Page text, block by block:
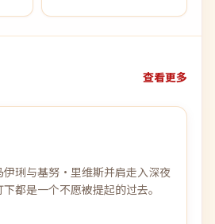
查看更多
99:50
伊琍与基努·里维斯并肩走入深夜
都是一个不愿被提起的过去。